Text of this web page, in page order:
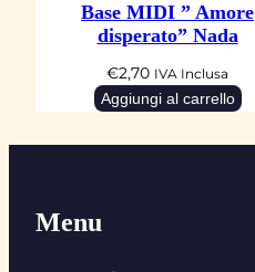
Base MIDI ” Amore
disperato” Nada
€2,70 IVA Inclusa
Aggiungi al carrello
Menu